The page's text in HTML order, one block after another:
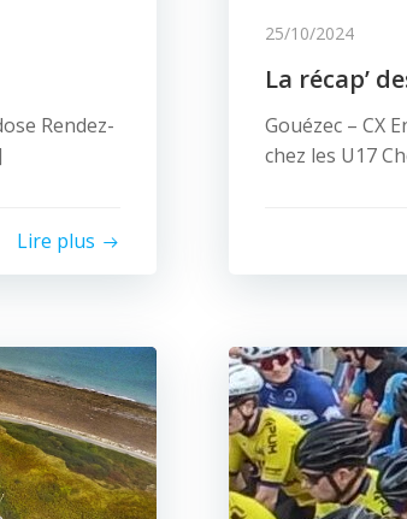
Rendez-
Lire plus
25/10/2024
La récap’
Gouézec – CX
chez les U17